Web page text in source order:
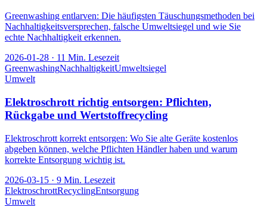
Greenwashing entlarven: Die häufigsten Täuschungsmethoden bei
Nachhaltigkeitsversprechen, falsche Umweltsiegel und wie Sie
echte Nachhaltigkeit erkennen.
2026-01-28 · 11 Min. Lesezeit
GreenwashingNachhaltigkeitUmweltsiegel
Umwelt
Elektroschrott richtig entsorgen: Pflichten,
Rückgabe und Wertstoffrecycling
Elektroschrott korrekt entsorgen: Wo Sie alte Geräte kostenlos
abgeben können, welche Pflichten Händler haben und warum
korrekte Entsorgung wichtig ist.
2026-03-15 · 9 Min. Lesezeit
ElektroschrottRecyclingEntsorgung
Umwelt